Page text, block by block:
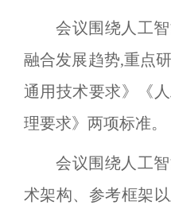
会议围绕人工
融合发展趋势,重点
通用技术要求》《
理要求》两项标准。
会议围绕人工
术架构、参考框架